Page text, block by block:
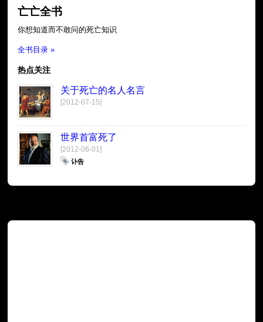
亡亡全书
你想知道而不敢问的死亡知识
全书目录 »
热点关注
关于死亡的名人名言
[2012-07-15]
世界首富死了
[2012-06-01]
讣告